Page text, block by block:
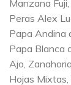
Manzana
Peras Alex
Papa Andina
Papa Blanca
Ajo,
Hojas